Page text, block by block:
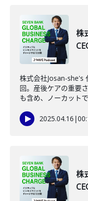
株
株式会社Josan-she's
回。産後ケアの重要
も含め、ノーカット
2025.04.16 |
株